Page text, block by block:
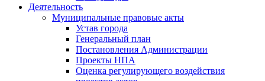
Деятельность
Муниципальные правовые акты
Устав города
Генеральный план
Постановления Администрации
Проекты НПА
Оценка регулирующего воздействия